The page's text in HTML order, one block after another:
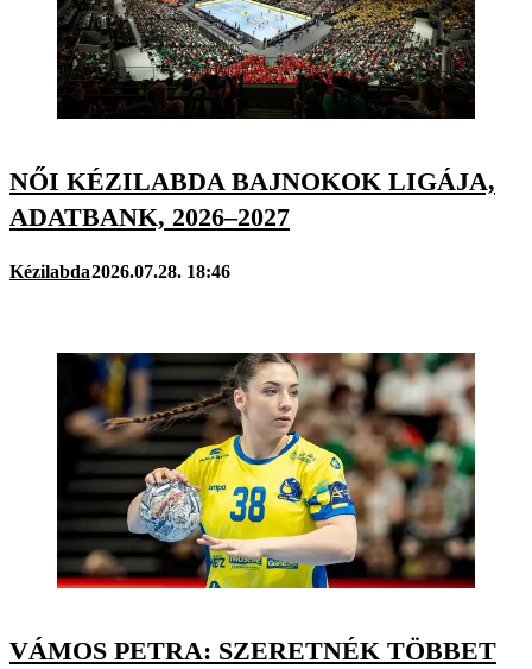
NŐI KÉZILABDA BAJNOKOK LIGÁJA,
ADATBANK, 2026–2027
Kézilabda2026.07.28. 18:46
VÁMOS PETRA: SZERETNÉK TÖBBET